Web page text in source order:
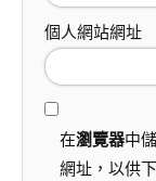
個人網站網址
在瀏覽器中
網址，以供